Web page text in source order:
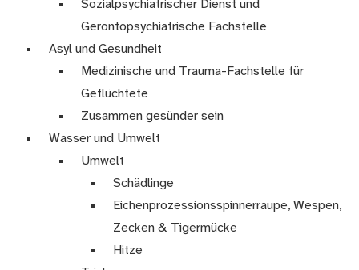
Sozialpsychiatrischer Dienst und
Gerontopsychiatrische Fachstelle
Asyl und Gesundheit
Medizinische und Trauma-Fachstelle für
Geflüchtete
Zusammen gesünder sein
Wasser und Umwelt
Umwelt
Schädlinge
Eichenprozessionsspinnerraupe, Wespen,
Zecken & Tigermücke
Hitze